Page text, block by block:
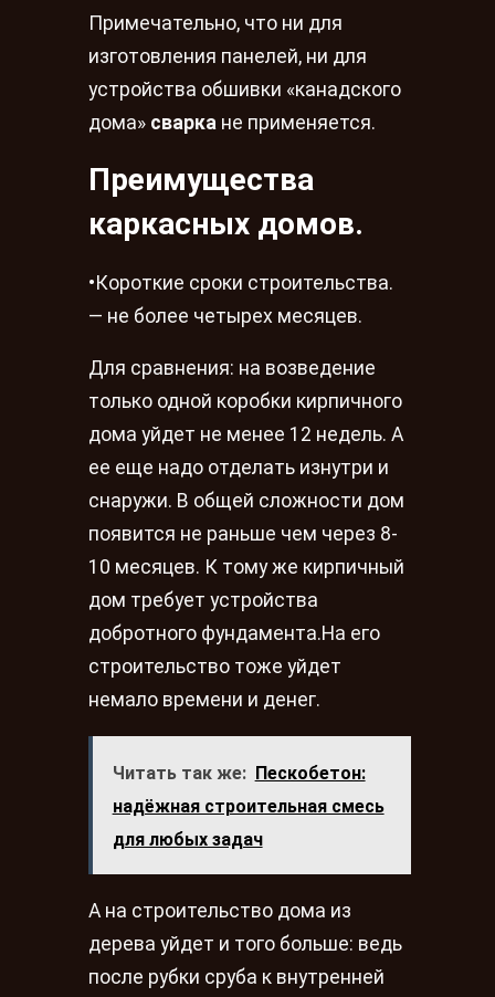
Примечательно, что ни для
изготовления панелей, ни для
устройства обшивки «канадского
дома» сварка не применяется.
Преимущества
каркасных домов.
•Короткие сроки строительства.
— не более четырех месяцев.
Для сравнения: на возведение
только одной коробки кирпичного
дома уйдет не менее 12 недель. А
ее еще надо отделать изнутри и
снаружи. В общей сложности дом
появится не раньше чем через 8-
10 месяцев. К тому же кирпичный
дом требует устройства
добротного фундамента.На его
строительство тоже уйдет
немало времени и денег.
Читать так же: Пескобетон:
надёжная строительная смесь
для любых задач
А на строительство дома из
дерева уйдет и того больше: ведь
после рубки сруба к внутренней